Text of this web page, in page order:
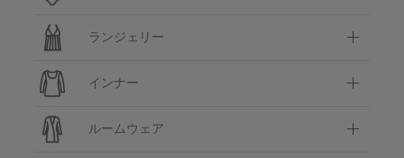
ランジェリー
インナー
ルームウェア